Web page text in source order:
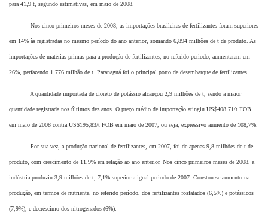
para 41,9 t, segundo estimativas, em maio de 2008.
Nos cinco primeiros meses de 2008, as importações brasileiras de fertilizantes foram superiores
em 14% às registradas no mesmo período do ano anterior, somando 6,894 milhões de t de produto. As
importações de matérias-primas para a produção de fertilizantes, no referido período, aumentaram em
26%, perfazendo 1,776 milhão de t. Paranaguá foi o principal porto de desembarque de fertilizantes.
A quantidade importada de cloreto de potássio alcançou 2,9 milhões de t, sendo a maior
quantidade registrada nos últimos dez anos. O preço médio de importação atingiu US$408,71/t FOB
em maio de 2008 contra US$195,83/t FOB em maio de 2007, ou seja, expressivo aumento de 108,7%.
Por sua vez, a produção nacional de fertilizantes, em 2007, foi de apenas 9,8 milhões de t de
produto, com crescimento de 11,9% em relação ao ano anterior. Nos cinco primeiros meses de 2008, a
indústria produziu 3,9 milhões de t, 7,1% superior a igual período de 2007. Constou-se aumento na
produção, em termos de nutriente, no referido período, dos fertilizantes fosfatados (6,5%) e potássicos
(7,9%), e decréscimo dos nitrogenados (6%).